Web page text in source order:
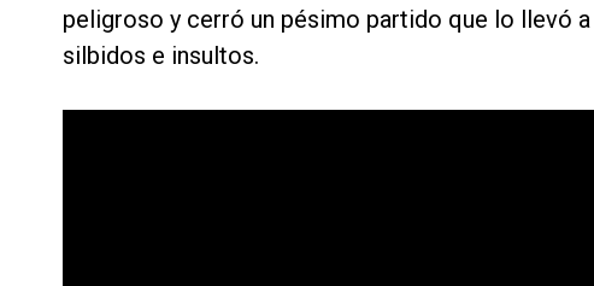
peligroso y cerró un pésimo partido que lo llevó
silbidos e insultos.